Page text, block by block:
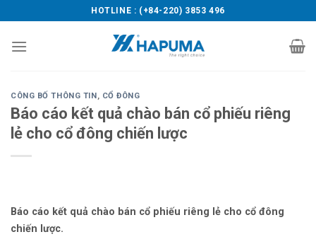
to
content
HOTLINE : (+84-220) 3853 496
CÔNG BỐ THÔNG TIN, CỔ ĐÔNG
Báo cáo kết quả chào bán cổ phiếu riêng
lẻ cho cổ đông chiến lược
Báo cáo kết quả chào bán cổ phiếu riêng lẻ cho cổ đông
chiến lược.